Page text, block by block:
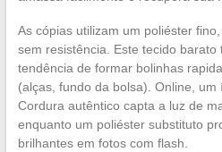
As cópias utilizam um poliéster
sem resistência. Este tecido
tendência de formar bolinhas
(alças, fundo da bolsa). Online, um
Cordura autêntico capta a luz de
enquanto um poliéster substituto
brilhantes em fotos com flash.